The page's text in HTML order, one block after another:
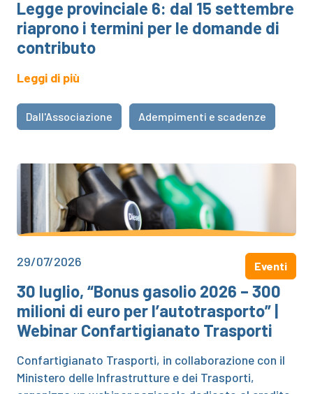
Legge provinciale 6: dal 15 settembre
riaprono i termini per le domande di
contributo
Leggi di più
Dall'Associazione Adempimenti e scadenze
29/07/2026 Eventi
30 luglio, “Bonus gasolio 2026 – 300
milioni di euro per l’autotrasporto” |
Webinar Confartigianato Trasporti
Confartigianato Trasporti, in collaborazione con il
Ministero delle Infrastrutture e dei Trasporti,